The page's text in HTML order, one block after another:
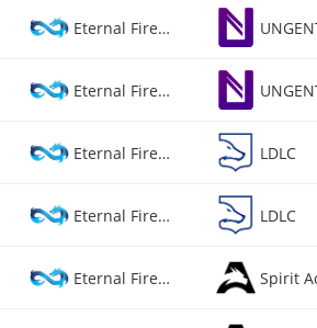
Eternal Fire Academy
Eternal Fire Academy
Eternal Fire Academy LDLC
Eternal Fire Academy LDLC
Eternal Fire Academy